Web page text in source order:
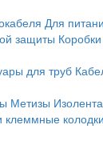
Для
защиты
для труб
Метизы
колодки